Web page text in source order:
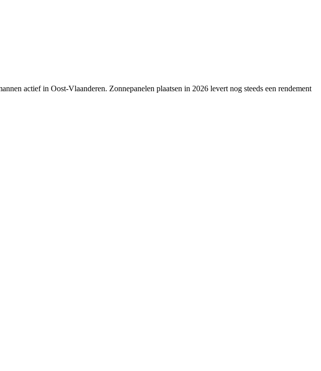
actief in Oost-Vlaanderen. Zonnepanelen plaatsen in 2026 levert nog steeds een rendement